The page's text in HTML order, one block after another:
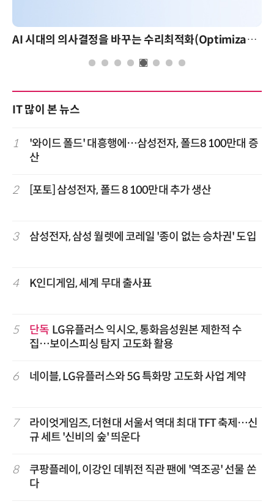
AI 시대의 의사결정을 바꾸는 수리최적화(Optimization): 실제 산업 적용 사례와 활용 전략
IT 많이 본 뉴스
1
'와이드 폴드' 대흥행에…삼성전자, 폴드8 100만대 증
산
2 [포토] 삼성전자, 폴드 8 100만대 추가 생산
3 삼성전자, 삼성 월렛에 코레일 '종이 없는 승차권' 도입
4 K인디게임, 세계 무대 출사표
5 단독 LG유플러스 익시오, 통화음성원본 제한적 수
집…보이스피싱 탐지 고도화 활용
6 네이블, LG유플러스와 5G 특화망 고도화 사업 계약
7
라이엇게임즈, 더현대 서울서 역대 최대 TFT 축제…신
규 세트 '신비의 숲' 띄운다
8
쿠팡플레이, 이강인 데뷔전 직관 팬에 '역조공' 선물 쏜
다